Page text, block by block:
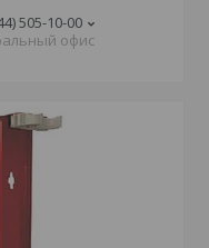
505-10-00
офис